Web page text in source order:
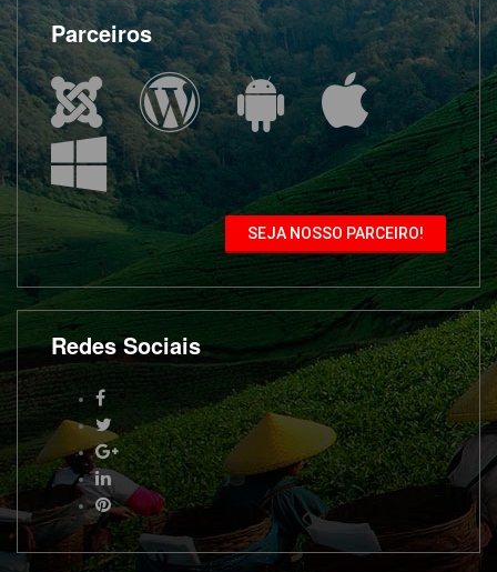
Parceiros
SEJA NOSSO PARCEIRO!
Redes Sociais